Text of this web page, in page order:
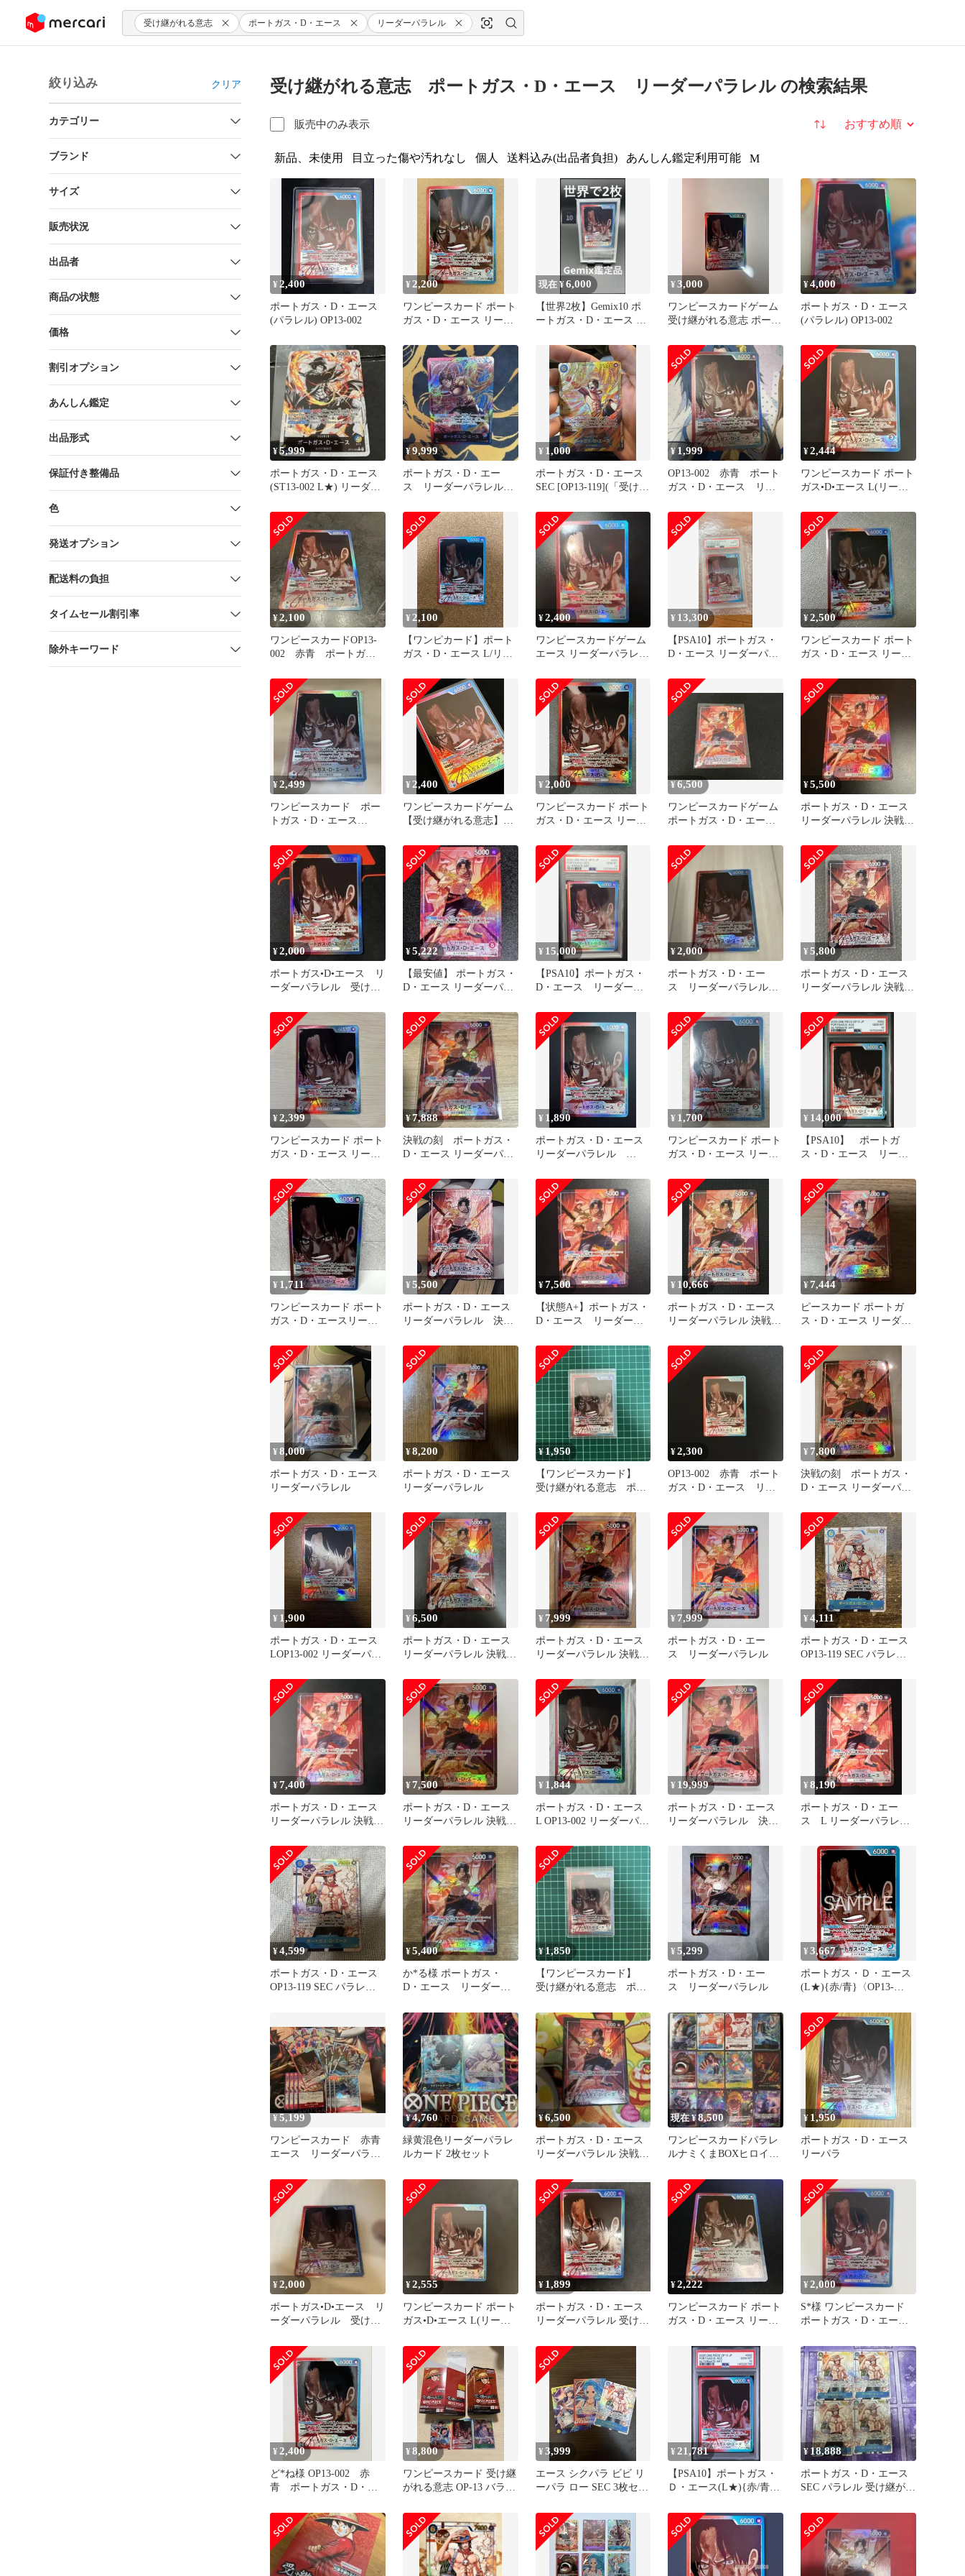
ツにスキップ 受け継がれる意志 ポートガス・D・エース リーダーパラレル
絞り込み クリア
カテゴリー
ブランド
サイズ
販売状況
出品者
商品の状態
価格
割引オプション
あんしん鑑定
出品形式
保証付き整備品
色
発送オプション
配送料の負担
タイムセール割引率
除外キーワード
受け継がれる意志 ポートガス・D・エース リーダーパラレル の検索結果
販売中のみ表示 並び替え
新品、未使用 目立った傷や汚れなし 個人 送料込み(出品者負担) あんしん鑑定利用可能 M
¥ 2,400
ポートガス・D・エース
(パラレル) OP13-002
¥ 2,200
ワンピースカード ポート
ガス・D・エース リーダ
現在 ¥6,000
【世界2枚】Gemix10 ポ
ートガス・D・エース リ
¥3,000
ワンピースカードゲーム
受け継がれる意志 ポート
ーパラレル
¥4,000
ポートガス・D・エース
(パラレル) OP13-002
¥5,999
ポートガス・D・エース
(ST13-002 L★) リーダー
¥9,999
ポートガス・D・エー
ス リーダーパラレル
ピースカード
¥ 1,000
ポートガス・D・エース
SEC [OP13-119](「受け継
¥1,999
OP13-002 赤青 ポート
ガス・D・エース リー
¥2,444
ワンピースカード ポート
ガス•D•エース L(リーダ
¥2,100
ワンピースカードOP13-
002 赤青 ポートガ
ーパラレル
¥ 2,100
【ワンピカード】ポート
ガス・D・エース L/リー
¥2,400
ワンピースカードゲーム
エース リーダーパラレル
¥ 13,300
【PSA10】ポートガス・
D・エース リーダーパラ
¥2,500
ワンピースカード ポート
ガス・D・エース リーダ
¥2,499
ワンピースカード ポー
トガス・D・エース
ル
¥ 2,400
ワンピースカードゲーム
【受け継がれる意志】ポ
【L★】
¥ 2,000
ワンピースカード ポート
ガス・D・エース リーダ
¥6,500
ワンピースカードゲーム
ポートガス・D・エース
刻
¥5,500
ポートガス・D・エース
リーダーパラレル 決戦の
¥2,000
ポートガス•D•エース リ
ーダーパラレル 受け継
¥5,222
【最安値】 ポートガス・
D・エース リーダーパラ
¥ 15,000
【PSA10】ポートガス・
D・エース リーダーパ
志
¥2,000
ポートガス・D・エー
ス リーダーパラレル②
¥5,800
ポートガス・D・エース
リーダーパラレル 決戦の
¥2,399
ワンピースカード ポート
ガス・D・エース リーダ
る意志
¥7,888
決戦の刻 ポートガス・
D・エース リーダーパラ
¥ 1,890
ポートガス・D・エース
リーダーパラレル
ード
¥ 1,700
ワンピースカード ポート
ガス・D・エース リーダ
¥ 14,000
【PSA10】 ポートガ
ス・D・エース リーダ
る意志
¥ 1,711
ワンピースカード ポート
ガス・D・エースリーダ
¥5,500
ポートガス・D・エース
リーダーパラレル 決戦
¥7,500
【状態A+】ポートガス・
D・エース リーダーパ
¥ 10,666
ポートガス・D・エース
リーダーパラレル 決戦の
¥7,444
ピースカード ポートガ
ス・D・エース リーダー
¥8,000
ポートガス・D・エース
リーダーパラレル
¥8,200
ポートガス・D・エース
リーダーパラレル
¥1,950
【ワンピースカード】
受け継がれる意志 ポー
ーダーパラレル
¥2,300
OP13-002 赤青 ポート
ガス・D・エース リー
¥ 7,800
決戦の刻 ポートガス・
D・エース リーダーパラ
¥ 1,900
ポートガス・D・エース
LOP13-002 リーダーパラ
¥6,500
ポートガス・D・エース
リーダーパラレル 決戦の
¥ 7,999
ポートガス・D・エース
リーダーパラレル 決戦の
¥ 7,999
ポートガス・D・エー
ス リーダーパラレル
¥4,111
ポートガス・D・エース
OP13-119 SEC パラレル
¥7,400
ポートガス・D・エース
リーダーパラレル 決戦の
¥7,500
ポートガス・D・エース
リーダーパラレル 決戦の
¥ 1,844
ポートガス・D・エース
L OP13-002 リーダーパラ
¥ 19,999
ポートガス・D・エース
リーダーパラレル 決戦
¥8,190
ポートガス・D・エー
ス L リーダーパラレ
¥4,599
ポートガス・D・エース
OP13-119 SEC パラレル
¥5,400
か*る様 ポートガス・
D・エース リーダーパ
¥1,850
【ワンピースカード】
受け継がれる意志 ポー
ーダーパラレル
¥5,299
ポートガス・D・エー
ス リーダーパラレル
¥3,667
ポートガス・Ｄ・エース
(L★){赤/青}〈OP13-
パック受け継がれる意志]
リーダーパラレル
¥5,199
ワンピースカード 赤青
エース リーダーパラレ
¥4,760
緑黄混色リーダーパラレ
ルカード 2枚セット
¥6,500
ポートガス・D・エース
リーダーパラレル 決戦の
現在 ¥8,500
ワンピースカードパラレ
ルナミくまBOXヒロイン
れる意志
¥ 1,950
ポートガス・D・エース
リーパラ
¥2,000
ポートガス•D•エース リ
ーダーパラレル 受け継
¥2,555
ワンピースカード ポート
ガス•D•エース L(リーダ
¥ 1,899
ポートガス・D・エース
リーダーパラレル 受け継
¥2,222
ワンピースカード ポート
ガス・D・エース リーダ
¥2,000
S*様 ワンピースカード
ポートガス・D・エース
¥2,400
ど*ね様 OP13-002 赤
青 ポートガス・D・エ
¥8,800
ワンピースカード 受け継
がれる意志 OP-13 バラパ
¥3,999
エース シクパラ ビビ リ
ーパラ ロー SEC 3枚セッ
¥21,781
【PSA10】ポートガス・
Ｄ・エース(L★){赤/青}
ースターパック受け継が
れる意志]リーダーパラレ
ル
¥ 18,888
ポートガス・D・エース
SEC パラレル 受け継がれ